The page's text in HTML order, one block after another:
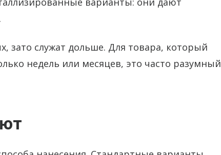
зато служат дольше. Для товара, который
недель или месяцев, это часто разумный